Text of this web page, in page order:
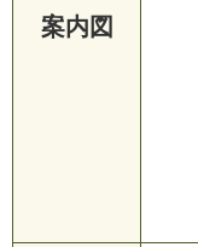
案内図